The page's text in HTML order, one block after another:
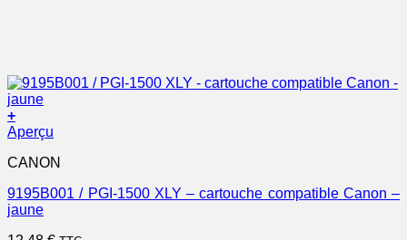
+
Aperçu
CANON
9195B001 / PGI-1500 XLY – cartouche compatible Canon –
jaune